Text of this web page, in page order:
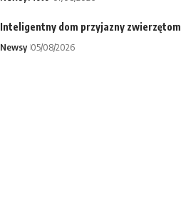
Inteligentny dom przyjazny zwierzętom
Newsy 05/08/2026